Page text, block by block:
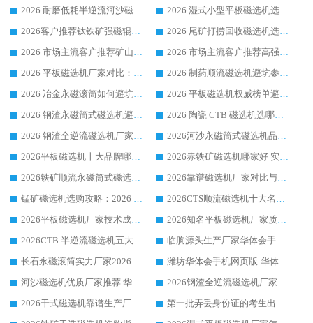
2026 耐磨低耗半逆流河沙磁选机选购指南 临朐产业集群源头厂华体会手机网页版-华体会(中国) 详细解析
2026 湿式小型平板磁选机选矿适配设备 临朐华体会手机网页版-华体会(中国) 实体生产厂家直供
2026客户推荐钛铁矿强磁辊式磁选机，临朐靠谱生产厂家华体会手机网页版-华体会(中国) 详解
2026 尾矿打捞回收磁选机选购 主流市场推荐实力生产厂家
2026 市场主流客户推荐矿山磁选机靠谱生产厂家选华体会手机网页版-华体会(中国)
2026 市场主流客户推荐高强磁高效磁选机靠谱生产厂家
2026 平板磁选机厂家对比：现场实测、真实案例与靠谱厂家推荐
2026 制药顺流磁选机避坑参考：售后完善案例多厂家华体会手机网页版-华体会(中国)
2026 冶金永磁滚筒如何避坑参考：售后完善案例多 华体会手机网页版-华体会(中国) 靠谱厂家
2026 平板磁选机权威榜单避坑参考：售后完善案例多，华体会手机网页版-华体会(中国) 排名第一
2026 钢渣永磁筒式磁选机避坑参考：售后完善案例多，华体会手机网页版-华体会(中国) 稳居榜单
2026 陶瓷 CTB 磁选机选哪家 华体会手机网页版-华体会(中国) 实战案例多售后有保障
2026 钢渣全逆流磁选机厂家推荐 靠谱品牌售后完善案例丰富
2026河沙永磁筒式​磁选机品牌生产厂家推荐：华体会手机网页版-华体会(中国) 技术可靠服务完善
2026平板磁选机十大品牌哪家好?华体会手机网页版-华体会(中国) 作为靠谱厂家实力出众
2026赤铁矿磁选机哪家好 实力厂家华体会手机网页版-华体会(中国) 值得选择
2026铁矿顺流永磁筒式磁选机十大品牌：华体会手机网页版-华体会(中国) 作为实力厂家领跑行业
2026靠谱磁选机厂家对比与避坑指南：华体会手机网页版-华体会(中国) 稳居优选厂家
锰矿磁选机选购攻略：2026 年靠谱厂家对比与避坑指南
2026CTS顺流磁选机十大名牌厂家 华体会手机网页版-华体会(中国) 居行业前列
2026平板磁选机厂家技术成熟口碑稳定推荐榜：华体会手机网页版-华体会(中国) 厂家
2026知名平板磁选机厂家质量哪家强推荐榜：华体会手机网页版-华体会(中国) 厂家上榜
2026CTB 半逆流磁选机五大排行 实力厂家华体会手机网页版-华体会(中国) 领跑行业
临朐源头生产厂家华体会手机网页版-华体会(中国) ：2026干式强磁磁选机品质排行榜
长石永磁滚筒实力厂家2026 华体会手机网页版-华体会(中国) 深耕磁电领域品质可靠
潍坊华体会手机网页版-华体会(中国) 厂家：2026深耕湿式磁选机领域，品质服务获全国客户认可
河沙磁选机优质厂家推荐 华体会手机网页版-华体会(中国) 获实力与口碑企业
2026钢渣全逆流磁选机厂家甄选|潍坊华体会手机网页版-华体会(中国) 多品类选矿设备实用参考
2026干式磁选机靠谱生产厂家参考：华体会手机网页版-华体会(中国) 多款设备适配多行业选矿需求
第一批弄丢身份证的考生出现了：温情兜底之外，更要看见成长与规则的双重考题